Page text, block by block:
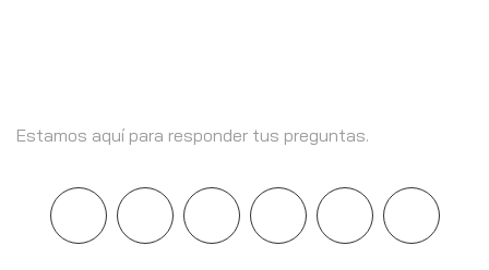
Estamos aquí para responder tus preguntas.